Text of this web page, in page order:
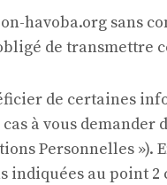
havoba.org sans
de transmettre
de certaines
à vous
Personnelles »).
indiquées au point